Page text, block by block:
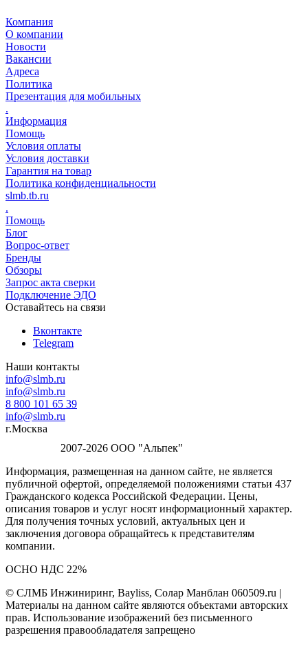
Компания
О компании
Новости
Вакансии
Адреса
Политика
Презентация для мобильных
.
Информация
Помощь
Условия оплаты
Условия доставки
Гарантия на товар
Политика конфиденциальности
slmb.tb.ru
.
Помощь
Блог
Вопрос-ответ
Бренды
Обзоры
Запрос акта сверки
Подключение ЭДО
Оставайтесь на связи
Вконтакте
Telegram
Наши контакты
info@slmb.ru
info@slmb.ru
8 800 101 65 39
info@slmb.ru
г.Москва
2007-2026 ООО "Альпек"
Информация, размещенная на данном сайте, не является
публичной офертой, определяемой положениями статьи 437
Гражданского кодекса Российской Федерации. Цены,
описания товаров и услуг носят информационный характер.
Для получения точных условий, актуальных цен и
заключения договора обращайтесь к представителям
компании.
ОСНО НДС 22%
© СЛМБ Инжиниринг, Bayliss, Солар Манблан 060509.ru |
Материалы на данном сайте являются объектами авторских
прав. Использование изображений без письменного
разрешения правообладателя запрещено